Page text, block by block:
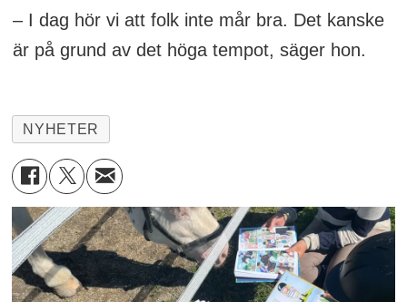
– I dag hör vi att folk inte mår bra. Det kanske
är på grund av det höga tempot, säger hon.
NYHETER